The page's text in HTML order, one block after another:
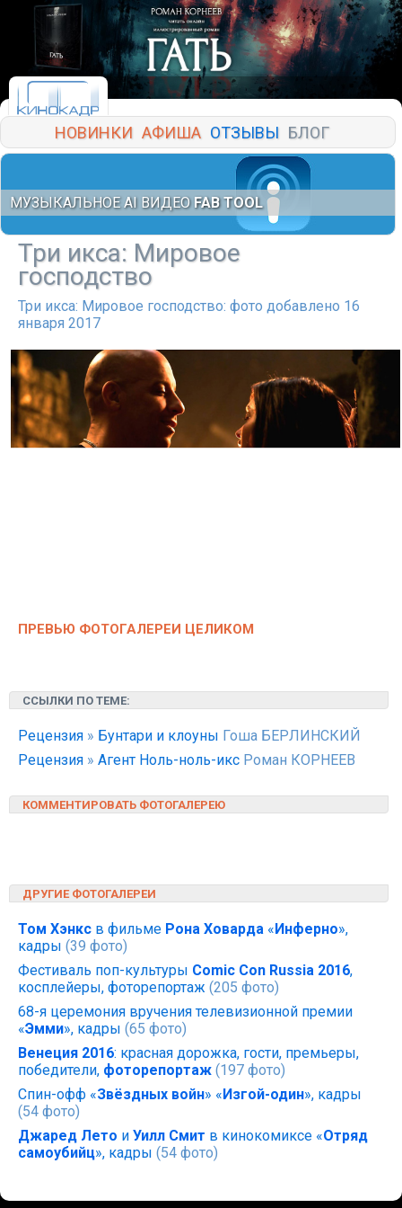
НОВИНКИ АФИША ОТЗЫВЫ БЛОГ
МУЗЫКАЛЬНОЕ AI ВИДЕО FAB TOOL
Три икса: Мировое
господство
Три икса: Мировое господство: фото добавлено 16
января 2017
ПРЕВЬЮ ФОТОГАЛЕРЕИ ЦЕЛИКОМ
ССЫЛКИ ПО ТЕМЕ:
Рецензия » Бунтари и клоуны Гоша БЕРЛИНСКИЙ
Рецензия » Агент Ноль-ноль-икс Роман КОРНЕЕВ
КОММЕНТИРОВАТЬ ФОТОГАЛЕРЕЮ
ДРУГИЕ ФОТОГАЛЕРЕИ
Том Хэнкс в фильме Рона Ховарда «Инферно»,
кадры (39 фото)
Фестиваль поп-культуры Comic Con Russia 2016,
косплейеры, фоторепортаж (205 фото)
68-я церемония вручения телевизионной премии
«Эмми», кадры (65 фото)
Венеция 2016: красная дорожка, гости, премьеры,
победители, фоторепортаж (197 фото)
Спин-офф «Звёздных войн» «Изгой-один», кадры
(54 фото)
Джаред Лето и Уилл Смит в кинокомиксе «Отряд
самоубийц», кадры (54 фото)